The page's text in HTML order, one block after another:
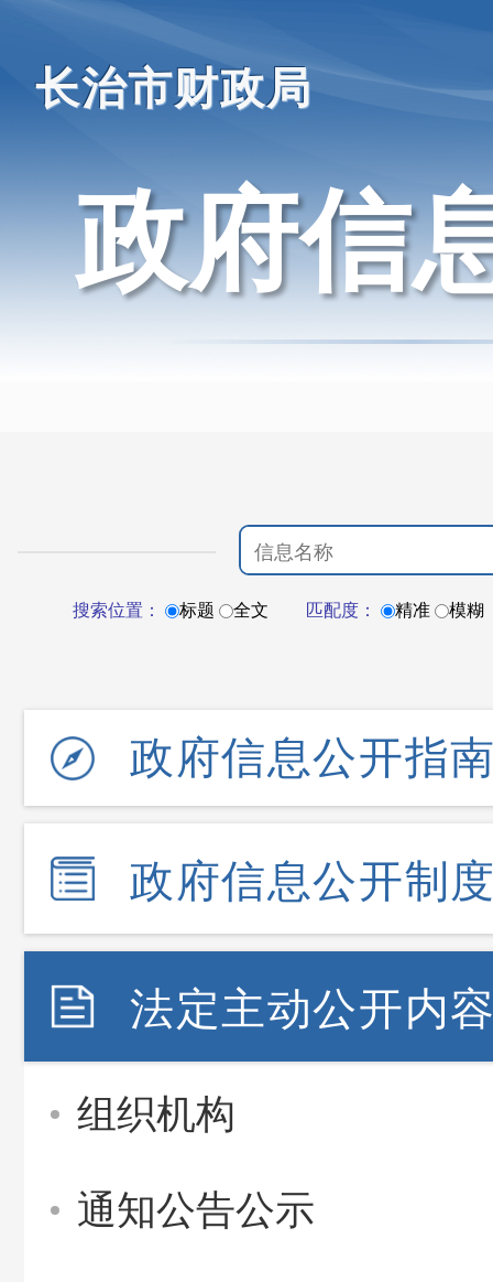
长治市财政局
政府信
搜索位置： 标题 全文 匹配度： 精准 模糊
政府信息公开指
政府信息公开制
法定主动公开内
组织机构
通知公告公示